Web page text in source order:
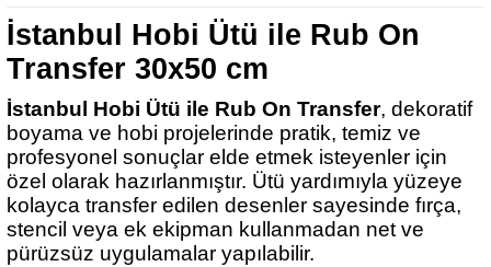
İstanbul Hobi Ütü ile Rub On
Transfer 30x50 cm
İstanbul Hobi Ütü ile Rub On Transfer, dekoratif
boyama ve hobi projelerinde pratik, temiz ve
profesyonel sonuçlar elde etmek isteyenler için
özel olarak hazırlanmıştır. Ütü yardımıyla yüzeye
kolayca transfer edilen desenler sayesinde fırça,
stencil veya ek ekipman kullanmadan net ve
pürüzsüz uygulamalar yapılabilir.